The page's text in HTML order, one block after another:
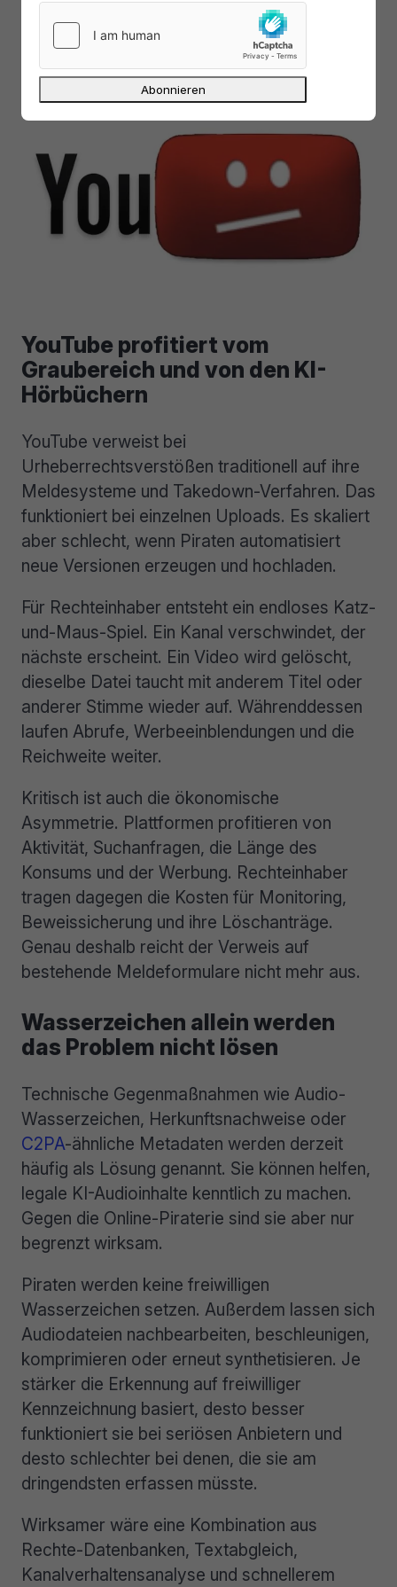
technisch, rechtlich und politisch deutlich
heikler.
YouTube profitiert vom
Graubereich und von den KI-
Hörbüchern
YouTube verweist bei
Urheberrechtsverstößen traditionell auf ihre
Meldesysteme und Takedown-Verfahren. Das
funktioniert bei einzelnen Uploads. Es skaliert
aber schlecht, wenn Piraten automatisiert
neue Versionen erzeugen und hochladen.
Für Rechteinhaber entsteht ein endloses Katz-
und-Maus-Spiel. Ein Kanal verschwindet, der
nächste erscheint. Ein Video wird gelöscht,
dieselbe Datei taucht mit anderem Titel oder
anderer Stimme wieder auf. Währenddessen
laufen Abrufe, Werbeeinblendungen und die
Reichweite weiter.
Kritisch ist auch die ökonomische
Asymmetrie. Plattformen profitieren von
Aktivität, Suchanfragen, die Länge des
Konsums und der Werbung. Rechteinhaber
tragen dagegen die Kosten für Monitoring,
Beweissicherung und ihre Löschanträge.
Genau deshalb reicht der Verweis auf
bestehende Meldeformulare nicht mehr aus.
Wasserzeichen allein werden
das Problem nicht lösen
Technische Gegenmaßnahmen wie Audio-
Wasserzeichen, Herkunftsnachweise oder
C2PA-ähnliche Metadaten werden derzeit
häufig als Lösung genannt. Sie können helfen,
legale KI-Audioinhalte kenntlich zu machen.
Gegen die Online-Piraterie sind sie aber nur
begrenzt wirksam.
Piraten werden keine freiwilligen
Wasserzeichen setzen. Außerdem lassen sich
Audiodateien nachbearbeiten, beschleunigen,
komprimieren oder erneut synthetisieren. Je
stärker die Erkennung auf freiwilliger
Kennzeichnung basiert, desto besser
funktioniert sie bei seriösen Anbietern und
desto schlechter bei denen, die sie am
dringendsten erfassen müsste.
Wirksamer wäre eine Kombination aus
Rechte-Datenbanken, Textabgleich,
Kanalverhaltensanalyse und schnellerem